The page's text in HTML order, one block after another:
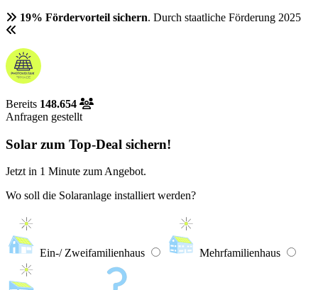
19% Fördervorteil sichern. Durch staatliche Förderung 2025
Bereits 148.654
Anfragen gestellt
Solar zum Top-Deal sichern!
Jetzt in 1 Minute zum Angebot.
Wo soll die Solaranlage installiert werden?
Ein-/ Zweifamilienhaus Mehrfamilienhaus